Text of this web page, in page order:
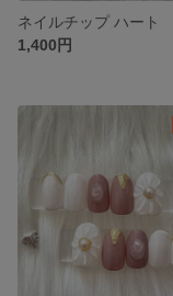
ネイルチップ ハート
1,400円